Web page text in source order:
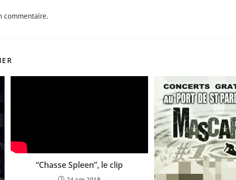
commentaire.
“Chasse Spleen”, le clip